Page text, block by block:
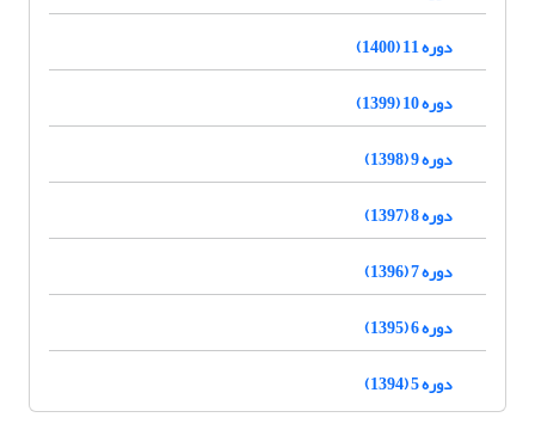
دوره 11 (1400)
دوره 10 (1399)
دوره 9 (1398)
دوره 8 (1397)
دوره 7 (1396)
دوره 6 (1395)
دوره 5 (1394)